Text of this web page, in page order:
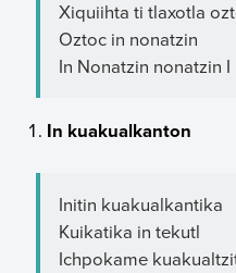
Xiquiihta ti tlaxotla
Oztoc in nonatzin
In Nonatzin nonatzin I
In kuakualkanton
Initin kuakualkantika
Kuikatika in tekutl
Ichpokame